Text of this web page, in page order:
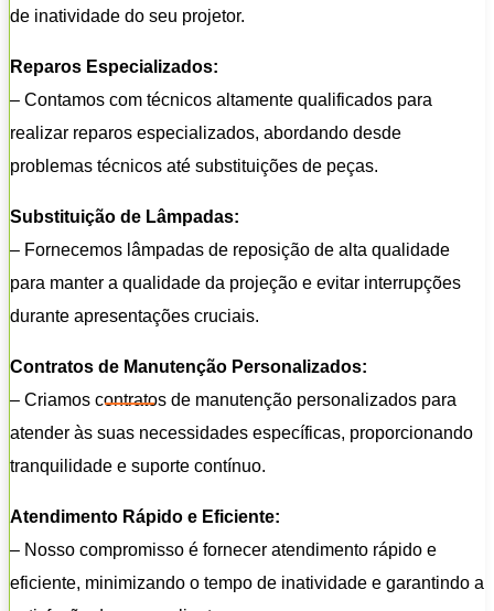
de inatividade do seu projetor.
Reparos Especializados:
– Contamos com técnicos altamente qualificados para
realizar reparos especializados, abordando desde
problemas técnicos até substituições de peças.
Substituição de Lâmpadas:
– Fornecemos lâmpadas de reposição de alta qualidade
para manter a qualidade da projeção e evitar interrupções
durante apresentações cruciais.
Contratos de Manutenção Personalizados:
– Criamos contratos de manutenção personalizados para
atender às suas necessidades específicas, proporcionando
tranquilidade e suporte contínuo.
Atendimento Rápido e Eficiente:
– Nosso compromisso é fornecer atendimento rápido e
eficiente, minimizando o tempo de inatividade e garantindo a